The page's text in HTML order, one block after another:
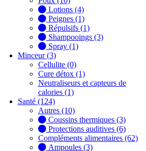
Lotions (4)
Peignes (1)
Répulsifs (1)
Shampooings (3)
Spray (1)
Minceur (3)
Cellulite (0)
Cure détox (1)
Neutraliseurs et capteurs de
calories (1)
Santé (124)
Autres (10)
Coussins thermiques (3)
Protections auditives (6)
Compléments alimentaires (62)
Ampoules (3)